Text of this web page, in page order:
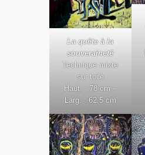
La quête à la
souveraineté
Technique mixte
sur toile
Haut. : 78 cm –
Larg. : 62,5 cm